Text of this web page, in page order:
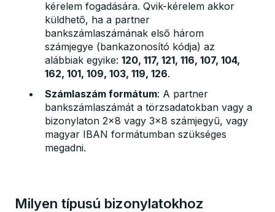
kérelem fogadására. Qvik-kérelem akkor
küldhető, ha a partner
bankszámlaszámának első három
számjegye (bankazonosító kódja) az
alábbiak egyike: 120, 117, 121, 116, 107, 104,
162, 101, 109, 103, 119, 126.
Számlaszám formátum: A partner
bankszámlaszámát a törzsadatokban vagy a
bizonylaton 2x8 vagy 3x8 számjegyű, vagy
magyar IBAN formátumban szükséges
megadni.
Milyen típusú bizonylatokhoz